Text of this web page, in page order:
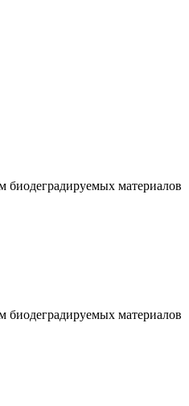
биодеградируемых материалов
биодеградируемых материалов